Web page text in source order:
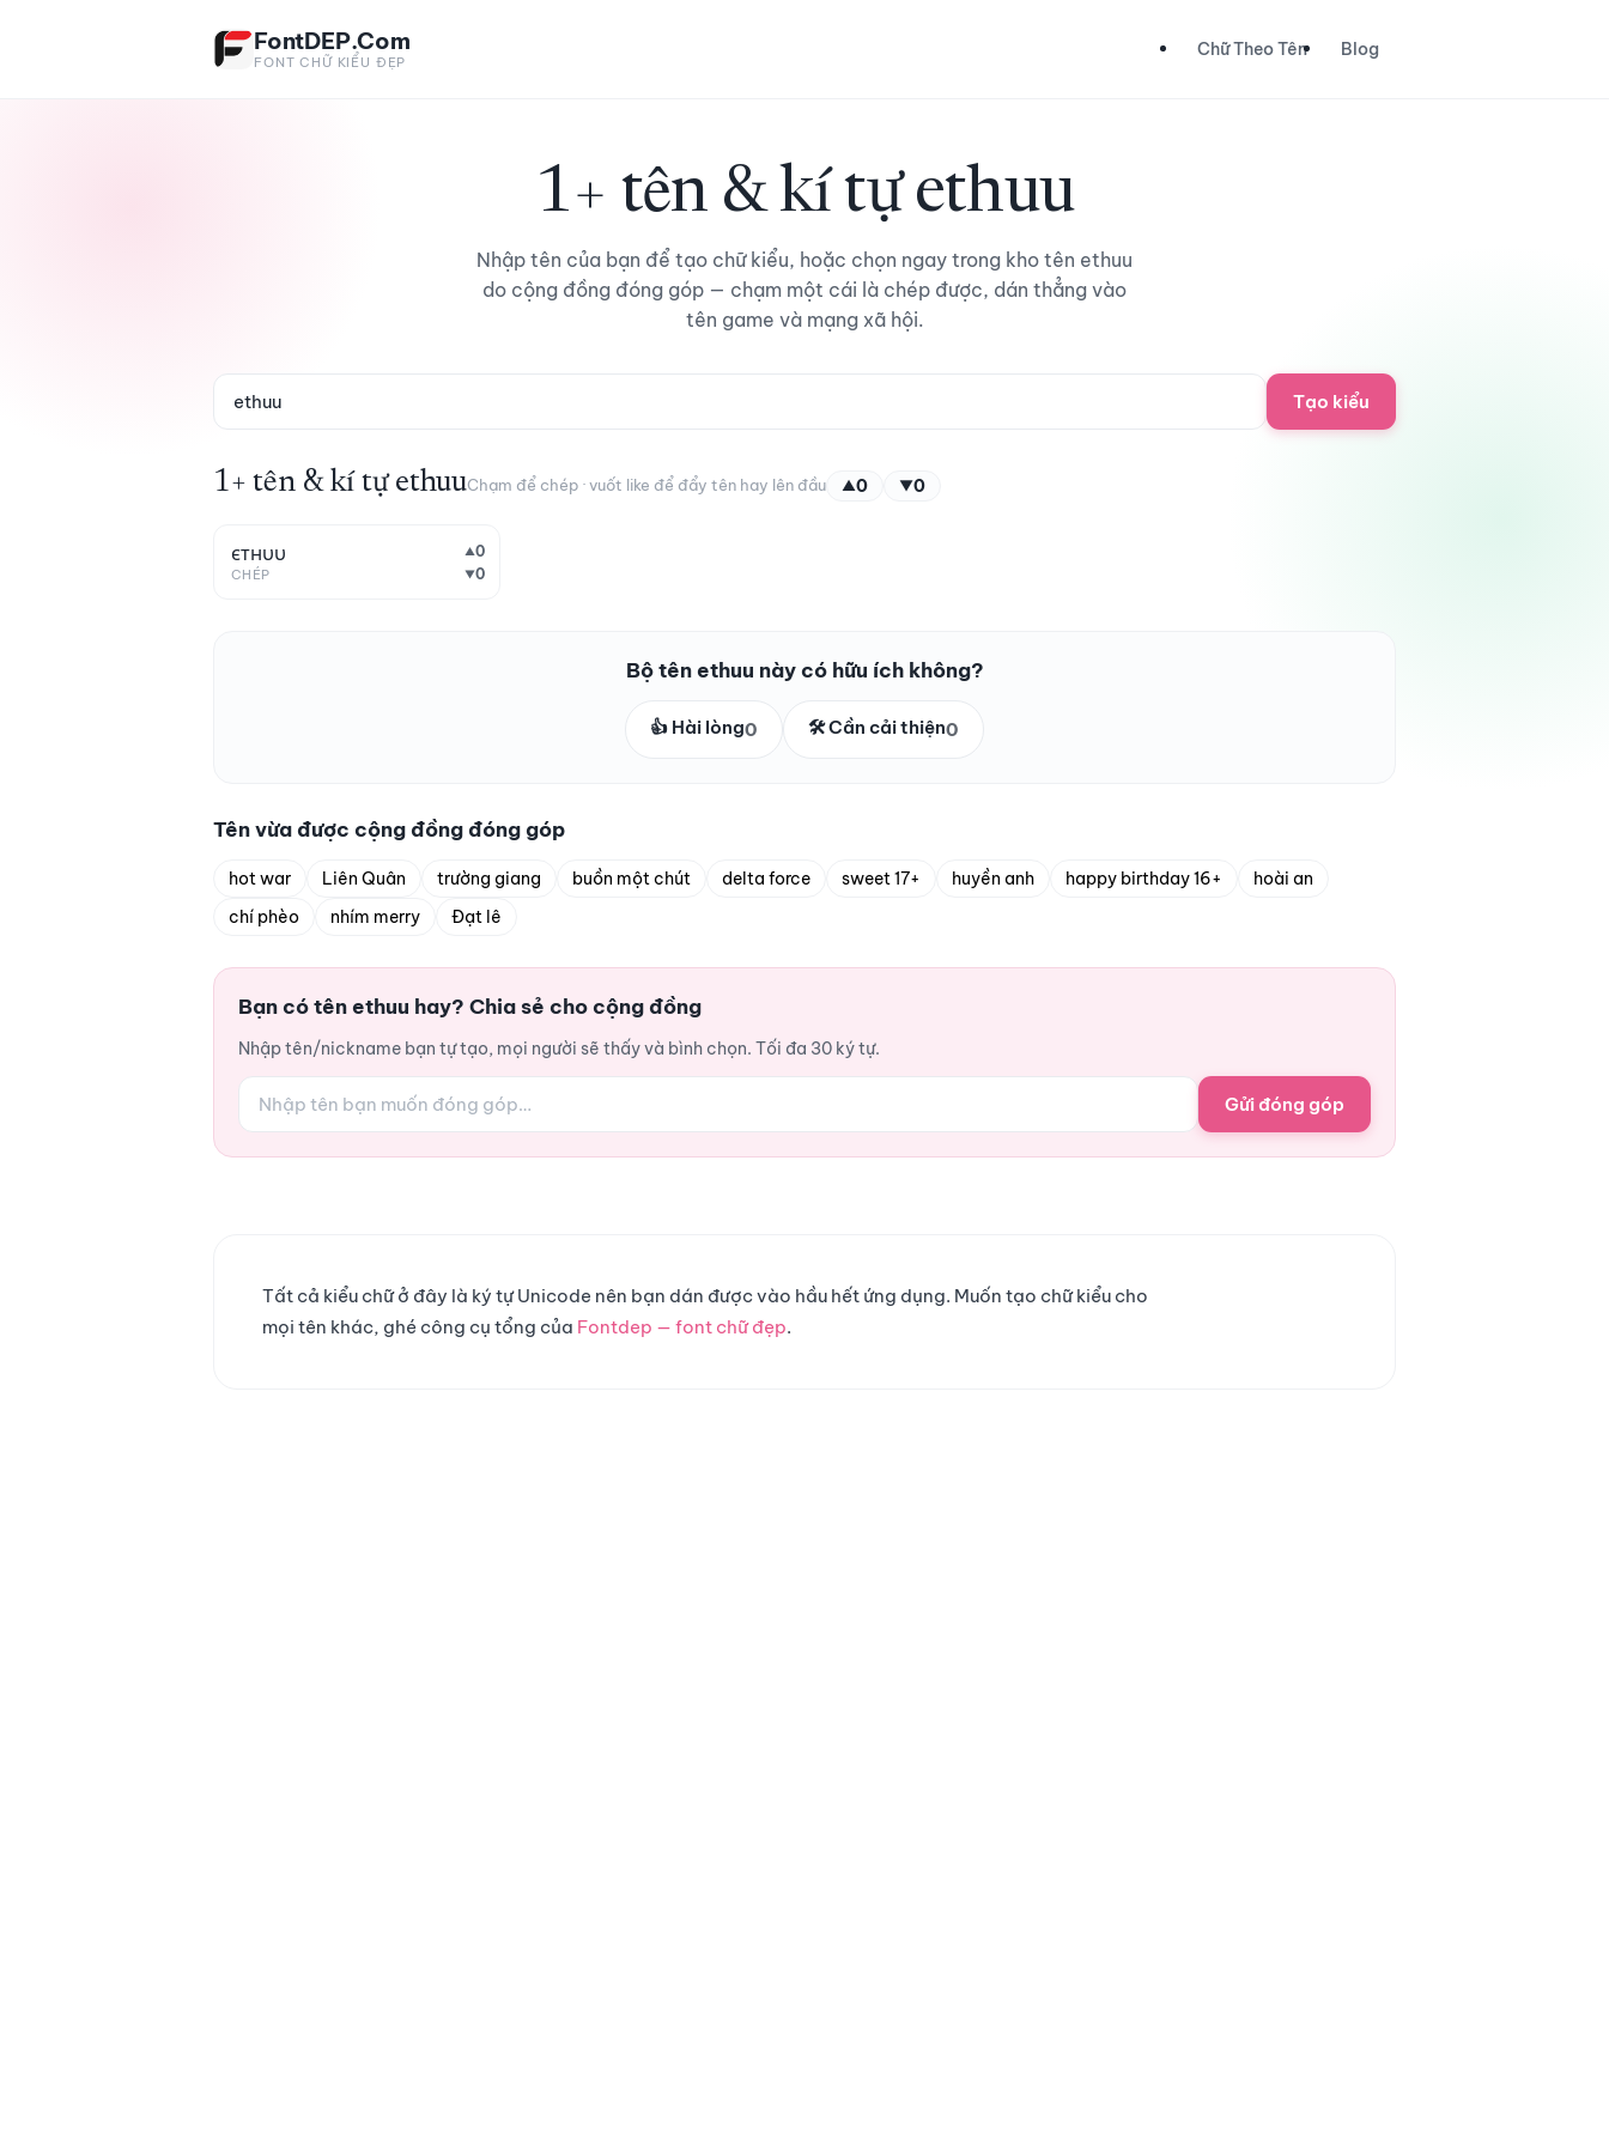
FontDEP.Com
FONT CHỮ KIỂU ĐẸP
Chữ Theo Tên Blog
1+ tên & kí tự ethuu
Nhập tên của bạn để tạo chữ kiểu, hoặc chọn ngay trong kho tên ethuu
do cộng đồng đóng góp — chạm một cái là chép được, dán thẳng vào
tên game và mạng xã hội.
Tạo kiểu
1+ tên & kí tự ethuuChạm để chép · vuốt like để đẩy tên hay lên đầu ▲0 ▼0
єтнυυ
CHÉP
▲0
▼0
Bộ tên ethuu này có hữu ích không?
👍 Hài lòng0 🛠️ Cần cải thiện0
Tên vừa được cộng đồng đóng góp
hot war Liên Quân trường giang buồn một chút delta force sweet 17+ huyền anh happy birthday 16+
hoài an
chí phèo
nhím merry Đạt lê
Bạn có tên ethuu hay? Chia sẻ cho cộng đồng
Nhập tên/nickname bạn tự tạo, mọi người sẽ thấy và bình chọn. Tối đa 30 ký tự.
Gửi đóng góp
Tất cả kiểu chữ ở đây là ký tự Unicode nên bạn dán được vào hầu hết ứng dụng. Muốn tạo chữ kiểu cho
mọi tên khác, ghé công cụ tổng của Fontdep — font chữ đẹp.